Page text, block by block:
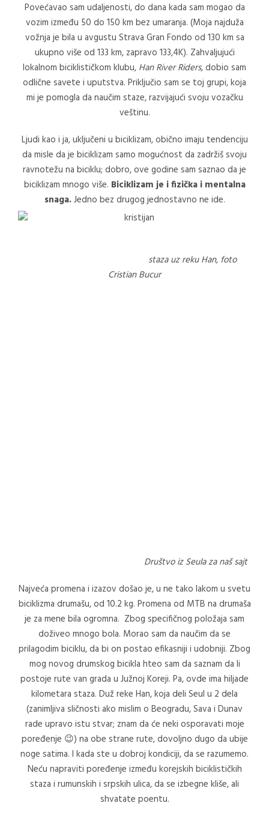
Povećavao sam udaljenosti, do dana kada sam mogao da
vozim između 50 do 150 km bez umaranja. (Moja najduža
vožnja je bila u avgustu Strava Gran Fondo od 130 km sa
ukupno više od 133 km, zapravo 133,4K). Zahvaljujući
lokalnom biciklističkom klubu, Han River Riders,dobio sam
odlične savete i uputstva. Priključio sam se toj grupi, koja
mi je pomogla da naučim staze, razvijajući svoju vozačku
veštinu.
Ljudi kao i ja, uključeni u biciklizam, obično imaju tendenciju
da misle da je biciklizam samo mogućnost da zadržiš svoju
ravnotežu na biciklu; dobro, ove godine sam saznao da je
biciklizam mnogo više. Biciklizam je i fizička i mentalna
snaga.Jedno bez drugog jednostavno ne ide.
staza uz reku Han, foto
Cristian Bucur
Društvo iz Seula za naš sajt
Najveća promena i izazov došao je, u ne tako lakom u svetu
biciklizma drumašu, od 10.2 kg. Promena od MTB na drumaša
je za mene bila ogromna. Zbog specifičnog položaja sam
doživeo mnogo bola. Morao sam da naučim da se
prilagodim biciklu, da bi on postao efikasniji i udobniji. Zbog
mog novog drumskog bicikla hteo sam da saznam da li
postoje rute van grada u Južnoj Koreji. Pa, ovde ima hiljade
kilometara staza. Duž reke Han, koja deli Seul u 2 dela
(zanimljiva sličnosti ako mislim o Beogradu, Sava i Dunav
rade upravo istu stvar; znam da će neki osporavati moje
poređenje 😉) na obe strane rute, dovoljno dugo da ubije
noge satima. I kada ste u dobroj kondiciji, da se razumemo.
Neću napraviti poređenje između korejskih biciklističkih
staza i rumunskih i srpskih ulica, da se izbegne kliše, ali
shvatate poentu.